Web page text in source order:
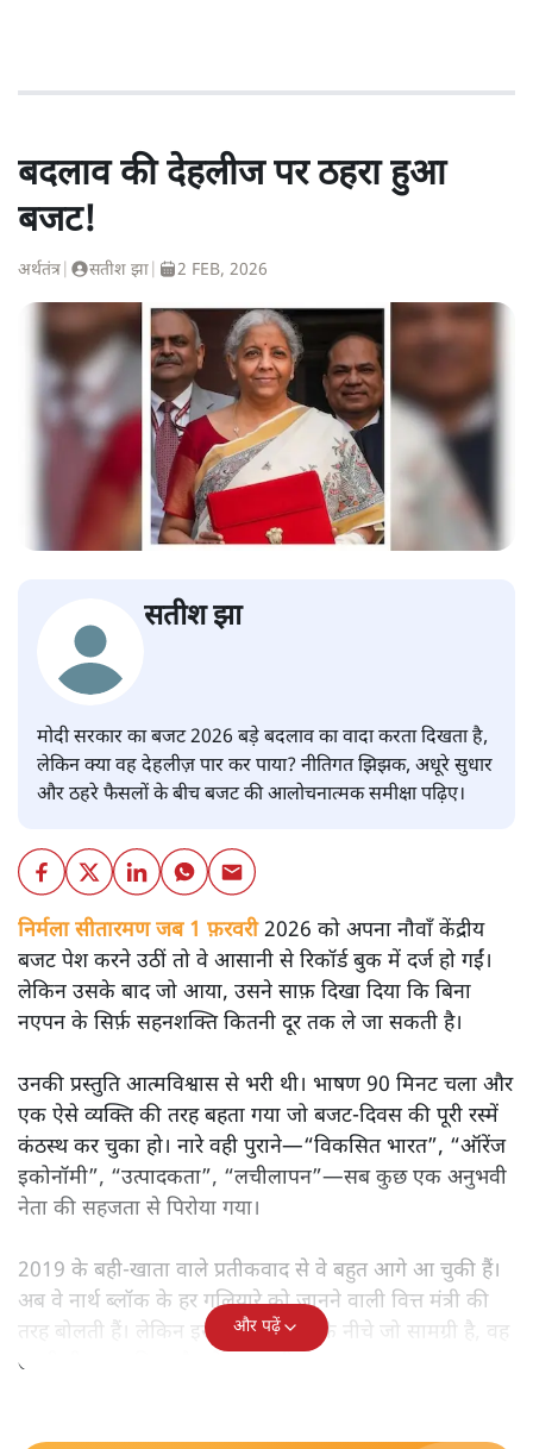
बदलाव की देहलीज पर ठहरा हुआ
बजट!
अर्थतंत्र सतीश झा 2 FEB, 2026
सतीश झा
मोदी सरकार का बजट 2026 बड़े बदलाव का वादा करता दिखता है,
लेकिन क्या वह देहलीज़ पार कर पाया? नीतिगत झिझक, अधूरे सुधार
और ठहरे फैसलों के बीच बजट की आलोचनात्मक समीक्षा पढ़िए।
निर्मला सीतारमण जब 1 फ़रवरी2026 को अपना नौवाँ केंद्रीय
बजट पेश करने उठीं तो वे आसानी से रिकॉर्ड बुक में दर्ज हो गईं।
लेकिन उसके बाद जो आया, उसने साफ़ दिखा दिया कि बिना
नएपन के सिर्फ़ सहनशक्ति कितनी दूर तक ले जा सकती है।
उनकी प्रस्तुति आत्मविश्वास से भरी थी। भाषण 90 मिनट चला और
एक ऐसे व्यक्ति की तरह बहता गया जो बजट‑दिवस की पूरी रस्में
कंठस्थ कर चुका हो। नारे वही पुराने—“विकसित भारत”, “ऑरेंज
इकोनॉमी”, “उत्पादकता”, “लचीलापन”—सब कुछ एक अनुभवी
नेता की सहजता से पिरोया गया।
2019 के बही‑खाता वाले प्रतीकवाद से वे बहुत आगे आ चुकी हैं।
अब वे नार्थ ब्लॉक के हर गलियारे को जानने वाली वित्त मंत्री की
तरह बोलती हैं। लेकिन इस आत्मविश्वास के नीचे जो सामग्री है, वह
उतनी ही अनुमानित और दोहराव भरी।
और पढ़ें